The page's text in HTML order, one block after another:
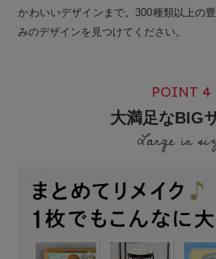
かわいいデザインまで。300種類以上の
みのデザインを見つけてください。
POINT 4
大満足なBIG
Large in